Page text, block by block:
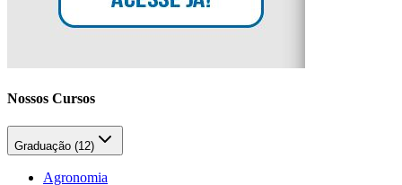
Nossos Cursos
Graduação (12)
Agronomia